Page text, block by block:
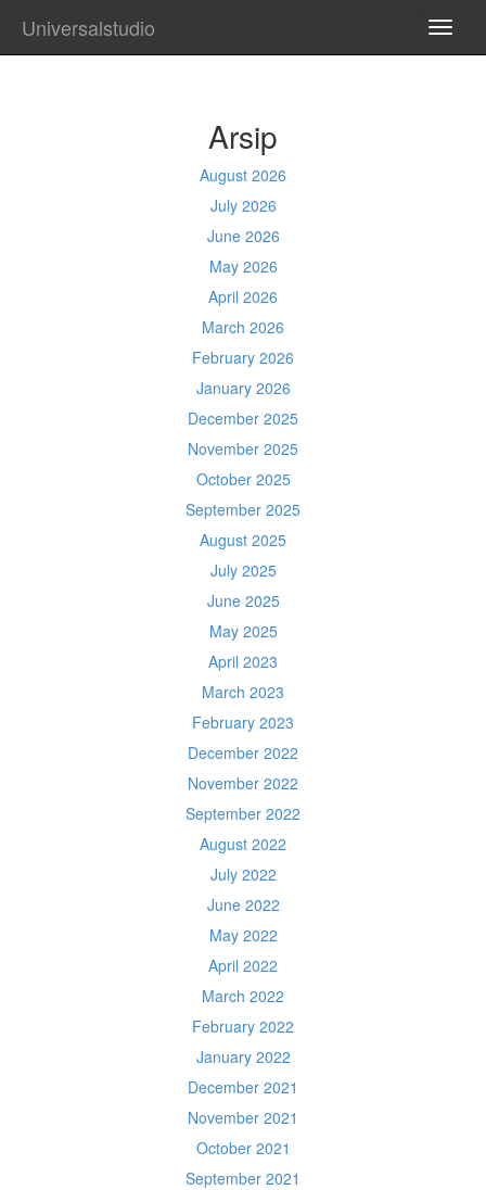
Universalstudio
Arsip
August 2026
July 2026
June 2026
May 2026
April 2026
March 2026
February 2026
January 2026
December 2025
November 2025
October 2025
September 2025
August 2025
July 2025
June 2025
May 2025
April 2023
March 2023
February 2023
December 2022
November 2022
September 2022
August 2022
July 2022
June 2022
May 2022
April 2022
March 2022
February 2022
January 2022
December 2021
November 2021
October 2021
September 2021